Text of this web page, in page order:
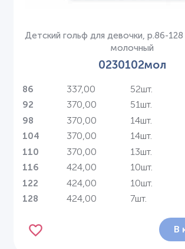
Детский гольф для девочки, р.86-
молочный
0230102мол
86 337,00 52шт.
92 370,00 51шт.
98 370,00 14шт.
104 370,00 14шт.
110 370,00 13шт.
116 424,00 10шт.
122 424,00 10шт.
128 424,00 7шт.
В